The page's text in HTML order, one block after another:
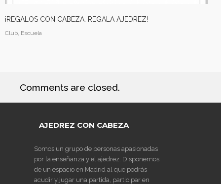
¡REGALOS CON CABEZA. REGALA AJEDREZ!
Club, Escuela
Comments are closed.
AJEDREZ CON CABEZA
Somos un grupo de personas apasionadas
por la enseñanza y el ajedrez. Disponemos
de un espacio en Madrid al que podrás
acudir y jugar una partida, participar en